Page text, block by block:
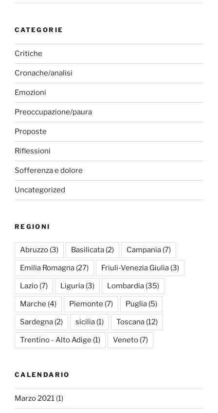
CATEGORIE
Critiche
Cronache/analisi
Emozioni
Preoccupazione/paura
Proposte
Riflessioni
Sofferenza e dolore
Uncategorized
REGIONI
Abruzzo (3) Basilicata (2) Campania (7)
Emilia Romagna (27) Friuli-Venezia Giulia (3)
Lazio (7) Liguria (3) Lombardia (35)
Marche (4) Piemonte (7) Puglia (5)
Sardegna (2) sicilia (1) Toscana (12)
Trentino - Alto Adige (1) Veneto (7)
CALENDARIO
Marzo 2021 (1)